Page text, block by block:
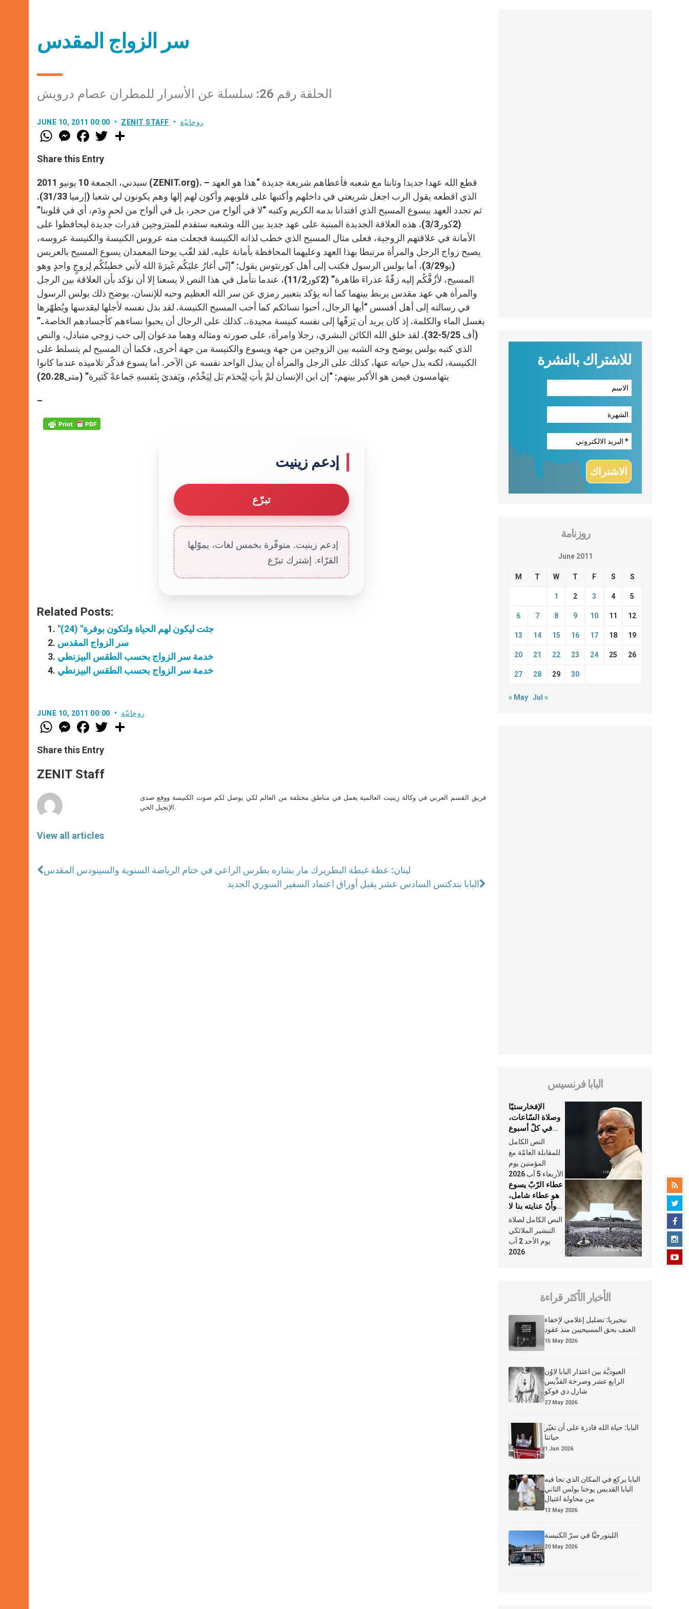
سر الزواج المقدس
الحلقة رقم 26: سلسلة عن الأسرار للمطران عصام درويش
JUNE 10, 2011 00:00 ZENIT STAFF روحانيّة
W
h
t
s
p
p
M
e
s
e
g
e
r
F
a
e
b
o
k
w
r
Share this Entry
سيدني، الجمعة 10 يونيو 2011 (ZENIT.org). – قطع الله عهدا جديدا وثابتا مع شعبه فأعطاهم شريعة جديدة “هذا هو العهد
الذي اقطعه يقول الرب اجعل شريعتي في داخلهم وأكتبها على قلوبهم وأكون لهم إلها وهم يكونون لي شعبا (إرميا 31/33).
ثم تجدد العهد بيسوع المسيح الذي افتدانا بدمه الكريم وكتبه “لا في ألواح من حجر، بل في ألواح من لحمٍ ودَم، أي في قلوبنا”
(2كور3/3). هذه العلاقة الجديدة المبنية على عهد جديد بين الله وشعبه ستقدم للمتزوجين قدرات جديدة ليحافظوا على
الأمانة في علاقتهم الزوجية، فعلى مثال المسيح الذي خطب لذاته الكنيسة فجعلت منه عروس الكنيسة والكنيسة عروسه،
يصبح زواج الرجل والمرأة مرتبطا بهذا العهد وعليهما المحافظة بأمانة عليه. لقد لقّب يوحنا المعمدان يسوع المسيح بالعريس
(يو3/29)، أما بولس الرسول فكتب إلى أهل كورنثوس يقول: “إنّي أغارُ عليَكُم غَيرَةَ الله لأني خطبتُكُم لِزوجٍ واحدٍ وهو
المسيح، لأزُفَّكُم إليه زفّةً عذراءَ طاهرة” (2كور11/2)، عندما نتأمل في هذا النص لا يسعنا إلا أن نؤكد بأن العلاقة بين الرجل
والمرأة هي عهد مقدس يربط بينهما كما أنه يؤكد بتعبير رمزي عن سر الله العظيم وحبه للإنسان. يوضح ذلك بولس الرسول
في رسالته إلى أهل أفسس “أيها الرجال، أحبوا نسائكم كما أحب المسيح الكنيسة. لقد بذل نفسه لأجلها ليقدسها ويُطهّرها
بغسل الماء والكلمة. إذ كان يريد أن يَزفّها إلى نفسه كنيسة مجيدة.. كذلك على الرجال أن يحبوا نساءهم كأجسادهم الخاصة..”
(أف 5/25-32). لقد خلق الله الكائن البشري، رجلا وامرأة، على صورته ومثاله وهما مدعوان إلى حب زوجي متبادل، والنص
الذي كتبه بولس يوضح وجه الشبه بين الزوجين من جهة ويسوع والكنيسة من جهة أخرى، فكما أن المسيح لم يتسلط على
الكنيسة، لكنه بذل حياته عنها، كذلك على الرجل والمرأة أن يبذل الواحد نفسه عن الآخر. أما يسوع فذكّر تلاميذه عندما كانوا
يتهامسون فيمن هو الأكبر بينهم: “إن ابن الإنسان لمْ يأتِ لِيُخدَم بَل لِيَخْدُم، ويَفديَ بِنَفسهِ جَماعةً كَثيرة” (متى20،28)
–
إدعم زينيت
تبرّع
إدعم زينيت. متوفّرة بخمس لغات، يموّلها
القرّاء. إشترك تبرّع
Related Posts:
"جئت ليكون لهم الحياة ولتكون بوفرة" (24)
سر الزواج المقدس
خدمة سر الزواج بحسب الطقس البيزنطي
خدمة سر الزواج بحسب الطقس البيزنطي
JUNE 10, 2011 00:00 روحانيّة
W
h
t
s
p
p
M
e
s
e
g
e
F
a
e
b
o
k
w
Share this Entry
ZENIT Staff
View all articles
فريق القسم العربي في وكالة زينيت العالمية يعمل في مناطق مختلفة من العالم لكي يوصل لكم صوت الكنيسة ووقع صدى
الإنجيل الحي.
لبنان: عظة غبطة البطريرك مار بشاره بطرس الراعي في ختام الرياضة السنوية والسينودس المقدس
البابا بندكتس السادس عشر يقبل أوراق اعتماد السفير السوري الجديد
للاشتراك بالنشرة
روزنامة
June 2011
M T W T F S S
1 2 3 4 5
6 7 8 9 10 11 12
13 14 15 16 17 18 19
20 21 22 23 24 25 26
27 28 29 30
« May Jul »
البابا فرنسيس
الإفخارستيّا
وصلاة السّاعات،
في كلّ أسبوع
وكلّ يوم، هما
النَّفَس في حياة
الكنيسة
النص الكامل
للمقابلة العامّة مع
المؤمنين يوم
الأربعاء 5 آب 2026
عطاء الرّبّ يسوع
هو عطاء شامل،
وأنّ عنايته بنا لا
تغيب عنّا أبدًا
النص الكامل لصلاة
التبشير الملائكي
يوم الأحد 2 آب
2026
الأخبار الأكثر قراءة
نيجيريا: تضليل إعلامي لإخفاء
العنف بحق المسيحيين منذ عقود
15 May 2026
العبوديَّة بين اعتذار البابا لاوُن
الرابع عشر وصرخة القدِّيس
شارل دي فوكو
27 May 2026
البابا: حياة الله قادرة على أن تغيّر
حياتنا
1 Jun 2026
البابا يركع في المكان الذي نجا فيه
البابا القديس يوحنا بولس الثاني
من محاولة اغتيال
13 May 2026
الليتورجيَّا في سرّ الكنيسة
20 May 2026